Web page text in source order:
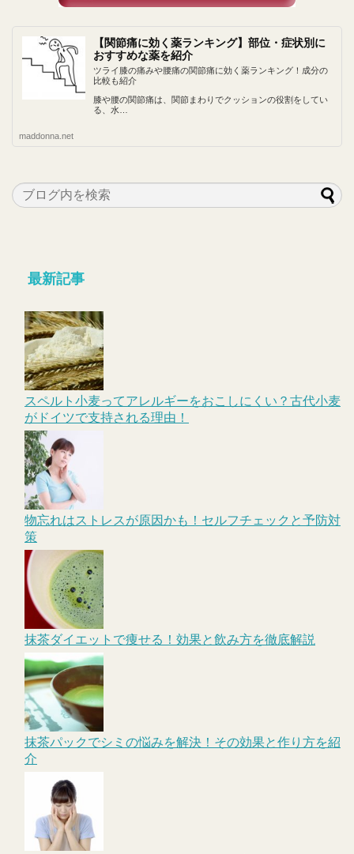
【関節痛に効く薬ランキング】部位・症状別に
おすすめな薬を紹介
ツライ膝の痛みや腰痛の関節痛に効く薬ランキング！成分の
比較も紹介
膝や腰の関節痛は、関節まわりでクッションの役割をしてい
る、水…
maddonna.net
最新記事
スペルト小麦ってアレルギーをおこしにくい？古代小麦
がドイツで支持される理由！
物忘れはストレスが原因かも！セルフチェックと予防対
策
抹茶ダイエットで痩せる！効果と飲み方を徹底解説
抹茶パックでシミの悩みを解決！その効果と作り方を紹
介